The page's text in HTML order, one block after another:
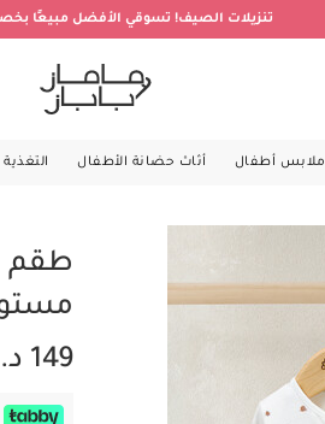
تنزيلات الصيف! تسوقي الأفضل مبيعًا بخصم
ملابس أطفال أثاث حضانة الأطفال
طقم
149 د.إ